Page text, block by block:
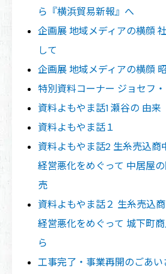
ら『横浜貿易新報』へ
企画展 地域メディアの横顔
して
企画展 地域メディアの横顔
特別資料コーナー ジョセフ
資料よもやま話1 瀬谷の 由来
資料よもやま話１
資料よもやま話2 生糸売込商
経営悪化をめぐって 中居屋
売
資料よもやま話２ 生糸売込
経営悪化をめぐって 城下町
ら
工事完了・事業再開のごあ